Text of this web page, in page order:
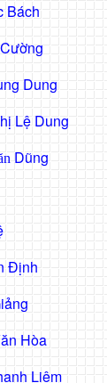
Bách
Dung
Lệ Dung
Dũng
Định
Hòa
Liêm